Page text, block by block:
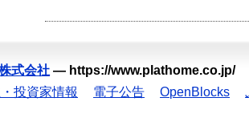
式会社 — https://www.plathome.co.jp/
投資家情報 電子公告 OpenBlocks